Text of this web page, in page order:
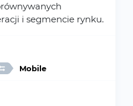
i segmencie rynku.
Mobile